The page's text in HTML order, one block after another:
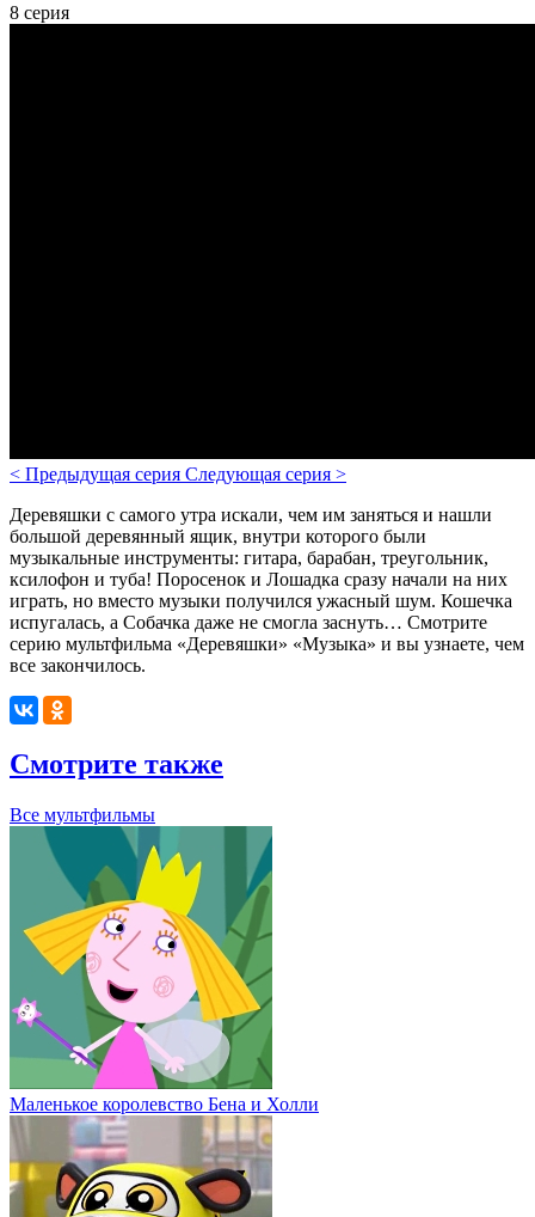
8 серия
< Предыдущая серия Следующая серия >
Деревяшки с самого утра искали, чем им заняться и нашли
большой деревянный ящик, внутри которого были
музыкальные инструменты: гитара, барабан, треугольник,
ксилофон и туба! Поросенок и Лошадка сразу начали на них
играть, но вместо музыки получился ужасный шум. Кошечка
испугалась, а Собачка даже не смогла заснуть… Смотрите
серию мультфильма «Деревяшки» «Музыка» и вы узнаете, чем
все закончилось.
Смотрите также
Все мультфильмы
Маленькое королевство Бена и Холли